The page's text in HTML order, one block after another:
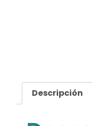
Descripción